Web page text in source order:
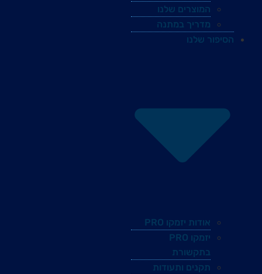
המוצרים שלנו
מדריך במתנה
הסיפור שלנו
אודות יזמקו PRO
יזמקו PRO
בתקשורת
תקנים ותעודות